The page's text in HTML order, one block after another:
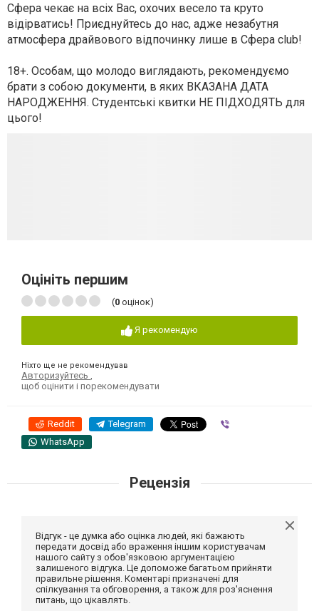
Сфера чекає на всіх Вас, охочих весело та круто
відірватись! Приєднуйтесь до нас, адже незабутня
атмосфера драйвового відпочинку лише в Сфера club!
18+. Особам, що молодо виглядають, рекомендуємо
брати з собою документи, в яких ВКАЗАНА ДАТА
НАРОДЖЕННЯ. Студентські квитки НЕ ПІДХОДЯТЬ для
цього!
Оцініть першим
(0 оцінок)
Я рекомендую
Ніхто ще не рекомендував
Авторизуйтесь
щоб оцінити і порекомендувати
Reddit Telegram
WhatsApp
Рецензія
Відгук - це думка або оцінка людей, які бажають
передати досвід або враження іншим користувачам
нашого сайту з обов'язковою аргументацією
залишеного відгука. Це допоможе багатьом прийняти
правильне рішення. Коментарі призначені для
спілкування та обговорення, а також для роз'яснення
питань, що цікавлять.